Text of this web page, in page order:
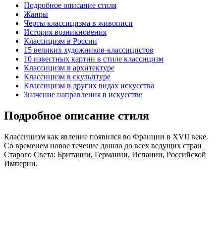
Подробное описание стиля
Жанры
Черты классицизма в живописи
История возникновения
Классицизм в России
15 великих художников-классицистов
10 известных картин в стиле классицизм
Классицизм в архитектуре
Классицизм в скульптуре
Классицизм в других видах искусства
Значение направления в искусстве
Подробное описание стиля
Классицизм как явление появился во Франции в XVII веке.
Со временем новое течение дошло до всех ведущих стран
Старого Света: Британии, Германии, Испании, Российской
Империи.